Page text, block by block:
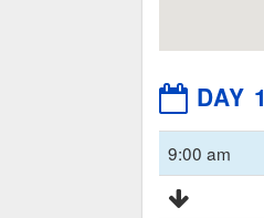
DAY 1
9:00 am